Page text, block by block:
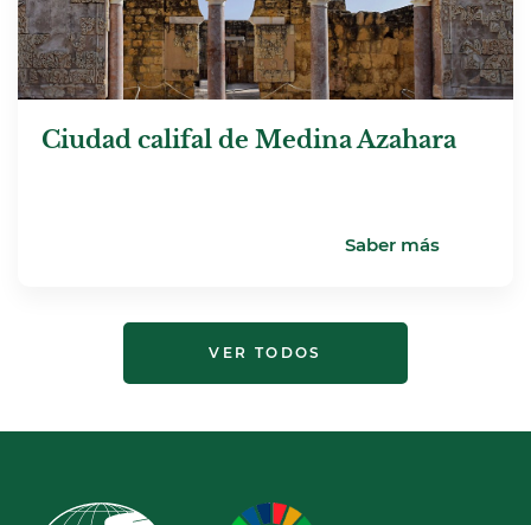
Ciudad califal de Medina Azahara
Saber más
VER TODOS